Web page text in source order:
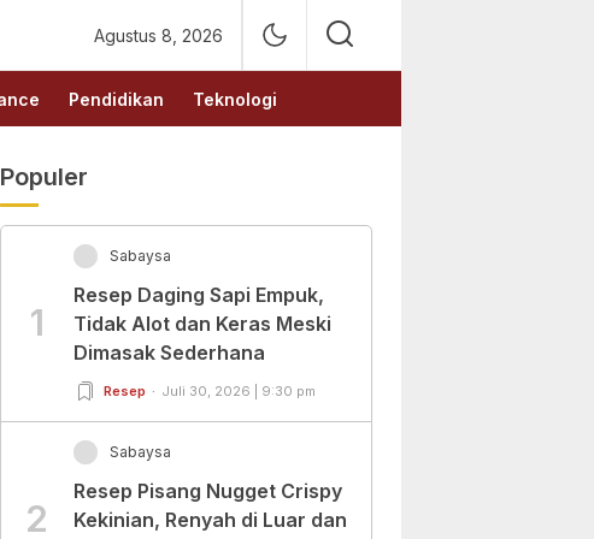
Agustus 8, 2026
Pendidikan Teknologi
Populer
1
Sabaysa
Resep Daging Sapi Empuk,
Tidak Alot dan Keras Meski
Dimasak Sederhana
Resep Juli 30, 2026 | 9:30 pm
2
Sabaysa
Resep Pisang Nugget Crispy
Kekinian, Renyah di Luar dan